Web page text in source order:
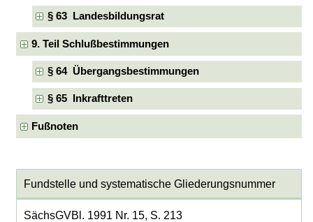
§ 63 Landesbildungsrat
9. Teil Schlußbestimmungen
§ 64 Übergangsbestimmungen
§ 65 Inkrafttreten
Fußnoten
Fundstelle und systematische Gliederungsnummer
SächsGVBl. 1991 Nr. 15, S. 213